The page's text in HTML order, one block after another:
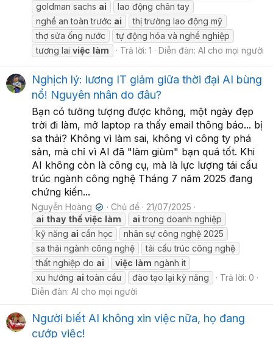
goldman sachs ai
lao động chân tay
nghề an toàn trước ai
thị trường lao động mỹ
thợ sửa ống nước
tự động hóa và nghề nghiệp
tương lai việc làm Trả lời: 1 Diễn đàn: AI cho mọi người
Nghịch lý: lương IT giảm giữa thời đại AI bùng
nổ! Nguyên nhân do đâu?
Bạn có tưởng tượng được không, một ngày đẹp
trời đi làm, mở laptop ra thấy email thông báo... bị
sa thải? Không vì làm sai, không vì công ty phá
sản, mà chỉ vì AI đã "làm giùm" bạn quá tốt. Khi
AI không còn là công cụ, mà là lực lượng tái cấu
trúc ngành công nghệ Tháng 7 năm 2025 đang
chứng kiến...
Nguyễn Hoàng ✔ Chủ đề
21/07/2025
ai thay thế việc làm ai trong doanh nghiệp
kỹ năng ai cần học
nhân sự công nghệ 2025
sa thải ngành công nghệ
tái cấu trúc công nghệ
thất nghiệp do ai việc làm ngành it
xu hướng ai toàn cầu đào tạo lại kỹ năng
Trả lời: 0
Diễn đàn: AI cho mọi người
Người biết AI không xin việc nữa, họ đang
cướp việc!